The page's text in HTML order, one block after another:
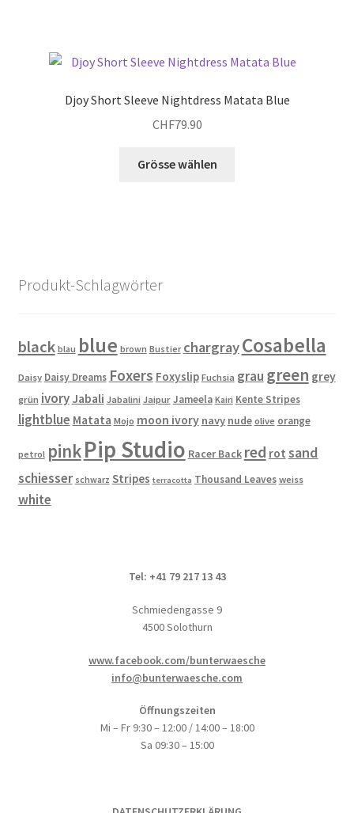
auf.
Optionen
Djoy Short Sleeve Nightdress Matata Blue
CHF79.90
Grösse wählen
der
Produktseite
gewählt
werden
Produkt-Schlagwörter
black blau blue brown Bustier chargrayCosabella
Daisy Daisy Dreams Foxers Foxyslip Fuchsia grau green grey
grün ivory Jabali Jabalini Jaipur Jameela Kairi Kente Stripes
lightblue Matata Mojo moon ivory navy nude olive orange
petrol pinkPip Studio Racer Back red rot sand
schiesser schwarz Stripes terracotta Thousand Leaves weiss
white
Tel: +41 79 217 13 43
Schmiedengasse 9
4500 Solothurn
www.facebook.com/bunterwaesche
info@bunterwaesche.com
Öffnungszeiten
Mi – Fr 9:30 – 12:00 / 14:00 – 18:00
Sa 09:30 – 15:00